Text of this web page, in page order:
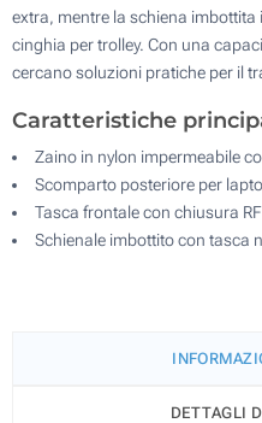
extra, mentre la schiena
cinghia per trolley. Con una
cercano soluzioni pratiche per il
Caratteristiche
Zaino in nylon impermeabile
Scomparto posteriore per
Tasca frontale con chiusura
Schienale imbottito con tasca
DETTAGLI